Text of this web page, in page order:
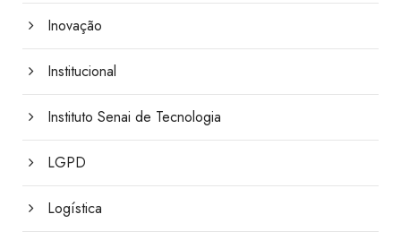
Inovação
Institucional
Instituto Senai de Tecnologia
LGPD
Logística